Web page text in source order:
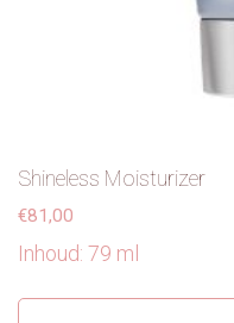
Shineless Moisturizer
€81,00
Inhoud: 79 ml